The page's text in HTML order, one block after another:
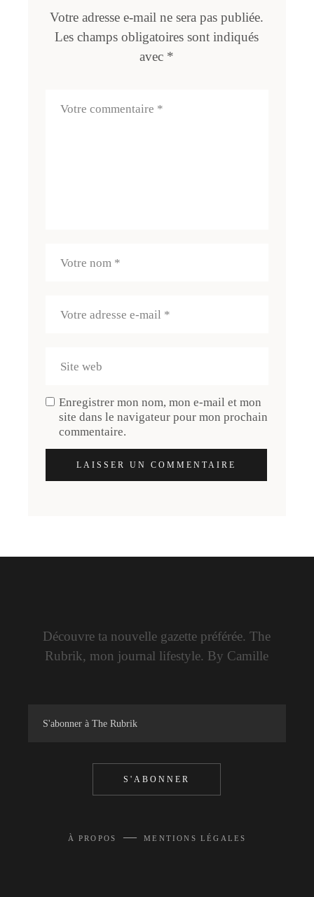
Votre adresse e-mail ne sera pas publiée.
Les champs obligatoires sont indiqués
avec *
Enregistrer mon nom, mon e-mail et mon
site dans le navigateur pour mon prochain
commentaire.
LAISSER UN COMMENTAIRE
Découvre ta nouvelle gazette préférée. The
Rubrik, mon journal lifestyle. By Camille
S'ABONNER
À PROPOS — MENTIONS LÉGALES